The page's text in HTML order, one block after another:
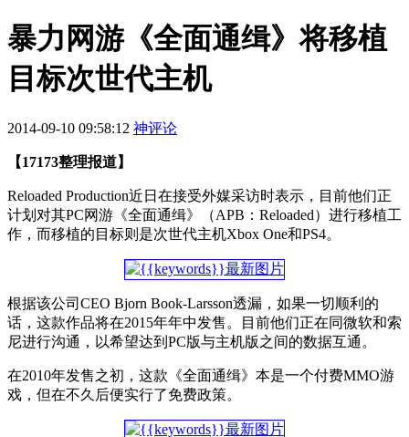
暴力网游《全面通缉》将移植
目标次世代主机
2014-09-10 09:58:12 神评论
【17173整理报道】
Reloaded Production近日在接受外媒采访时表示，目前他们正
计划对其PC网游《全面通缉》（APB：Reloaded）进行移植工
作，而移植的目标则是次世代主机Xbox One和PS4。
根据该公司CEO Bjorn Book-Larsson透漏，如果一切顺利的
话，这款作品将在2015年年中发售。目前他们正在同微软和索
尼进行沟通，以希望达到PC版与主机版之间的数据互通。
在2010年发售之初，这款《全面通缉》本是一个付费MMO游
戏，但在不久后便实行了免费政策。